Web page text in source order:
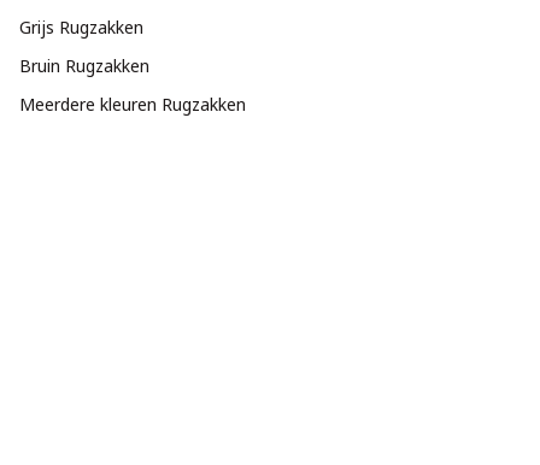
Grijs Rugzakken
Bruin Rugzakken
Meerdere kleuren Rugzakken